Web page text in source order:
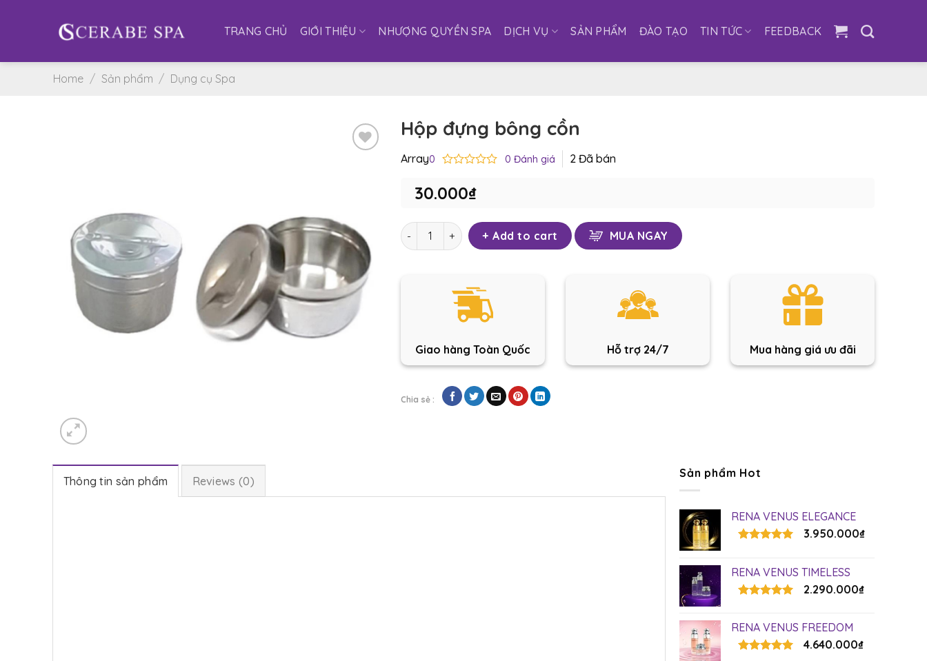
TRANG CHỦ GIỚI THIỆU NHƯỢNG QUYỀN SPA DỊCH VỤ SẢN PHẨM ĐÀO TẠO TIN TỨC FEEDBACK
Home / Sản phẩm / Dụng cụ Spa
Hộp đựng bông cồn
Array0
0
out
0 Đánh giá 2 Đã bán
30.000₫
Hộp đựng bông cồn quantity
Add to cart MUA NGAY
Giao hàng Toàn Quốc Hỗ trợ 24/7 Mua hàng giá ưu đãi
Chia sẻ :
Thông tin sản phẩm Reviews (0)
Sản phẩm Hot
RENA VENUS ELEGANCE
3.950.000₫
RENA VENUS TIMELESS
2.290.000₫
RENA VENUS FREEDOM
4.640.000₫